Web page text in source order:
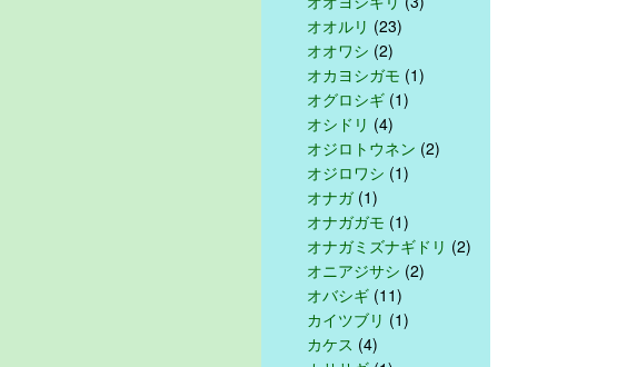
オオルリ (23)
オオワシ (2)
オカヨシガモ (1)
オグロシギ (1)
オシドリ (4)
オジロトウネン (2)
オジロワシ (1)
オナガ(1)
オナガガモ (1)
オナガミズナギドリ (2)
オニアジサシ (2)
オバシギ (11)
カイツブリ (1)
カケス (4)